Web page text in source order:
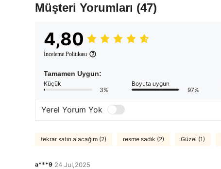
Müşteri Yorumları (47)
4,80
İnceleme Politikası
Tamamen Uygun:
Küçük
3%
Boyuta uygun
97%
Yerel Yorum Yok
tekrar satın alacağım (2) resme sadık (2) Güzel (1)
a***9 24 Jul,2025